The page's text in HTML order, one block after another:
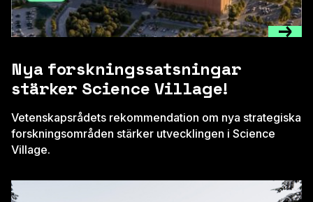
Nya forskningssatsningar
stärker Science Village!
Vetenskapsrådets rekommendation om nya strategiska
forskningsområden stärker utvecklingen i Science
Village.